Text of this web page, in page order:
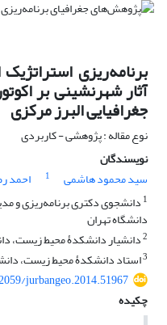
برنامه‌ریزی
آثار شهرنشینی بر
جغرافیایی البرز مرکزی
نوع مقاله : پژوهشی - کاربردی
نویسندگان
سید محمود هاشمی
1 احمد
1 دانشجوی دکتری برنامه‌ریزی و
دانشگاه تهران
2دانشیار دانشکدۀ محیط زیست،
3استاد دانشکدۀ محیط زیست،
jurbangeo.2014.51967
چکیده